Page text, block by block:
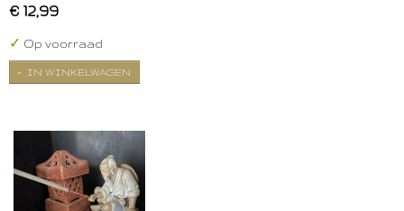
€ 12,99
✓ Op voorraad
IN WINKELWAGEN